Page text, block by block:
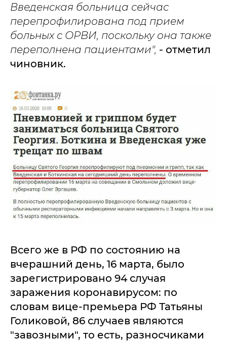
Введенская больница сейчас
перепрофилирована под прием
больных с ОРВИ, поскольку она также
переполнена пациентами", - отметил
чиновник.
Всего же в РФ по состоянию на
вчерашний день, 16 марта, было
зарегистрировано 94 случая
заражения коронавирусом: по
словам вице-премьера РФ Татьяны
Голиковой, 86 случаев являются
"завозными", то есть, разносчиками